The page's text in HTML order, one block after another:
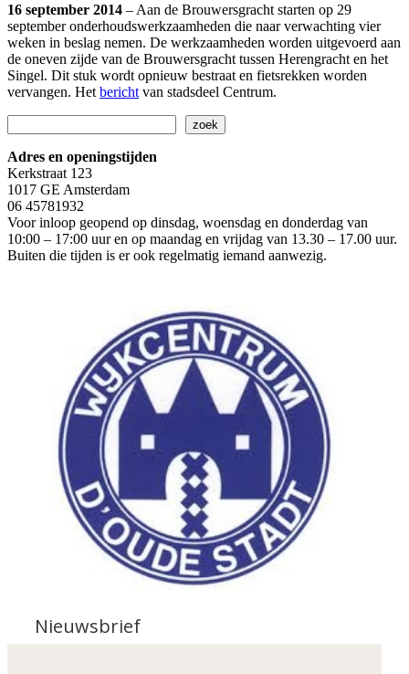
16 september 2014 – Aan de Brouwersgracht starten op 29
september onderhoudswerkzaamheden die naar verwachting vier
weken in beslag nemen. De werkzaamheden worden uitgevoerd aan
de oneven zijde van de Brouwersgracht tussen Herengracht en het
Singel. Dit stuk wordt opnieuw bestraat en fietsrekken worden
vervangen. Het bericht van stadsdeel Centrum.
zoek
Adres en openingstijden
Kerkstraat 123
1017 GE Amsterdam
06 45781932
Voor inloop geopend op dinsdag, woensdag en donderdag van
10:00 – 17:00 uur en op maandag en vrijdag van 13.30 – 17.00 uur.
Buiten die tijden is er ook regelmatig iemand aanwezig.
Nieuwsbrief